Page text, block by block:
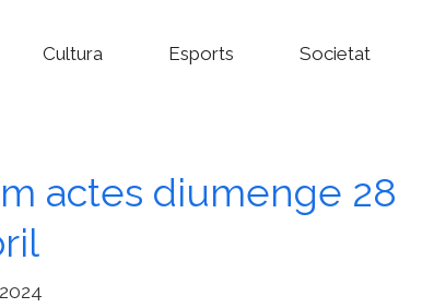
Cultura Esports Societat
actes diumenge 28